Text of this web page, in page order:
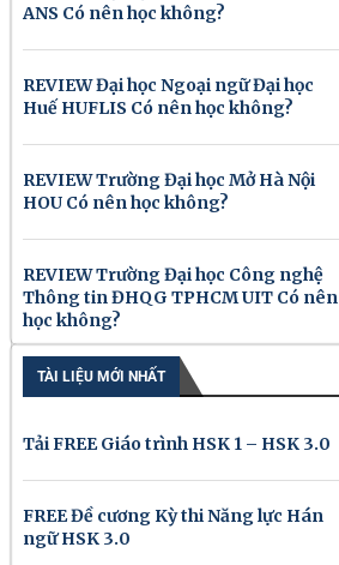
ANS Có nên học không?
REVIEW Đại học Ngoại ngữ Đại học
Huế HUFLIS Có nên học không?
REVIEW Trường Đại học Mở Hà Nội
HOU Có nên học không?
REVIEW Trường Đại học Công nghệ
Thông tin ĐHQG TPHCM UIT Có nên
học không?
TÀI LIỆU MỚI NHẤT
Tải FREE Giáo trình HSK 1 – HSK 3.0
FREE Đề cương Kỳ thi Năng lực Hán
ngữ HSK 3.0